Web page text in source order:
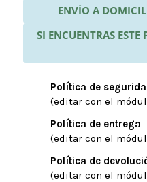
ENVÍO A
SI ENCUENTRAS
Política de
(editar con el
Política de entrega
(editar con el
Política de
(editar con el